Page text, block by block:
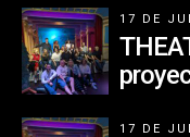
17 DE
17 DE